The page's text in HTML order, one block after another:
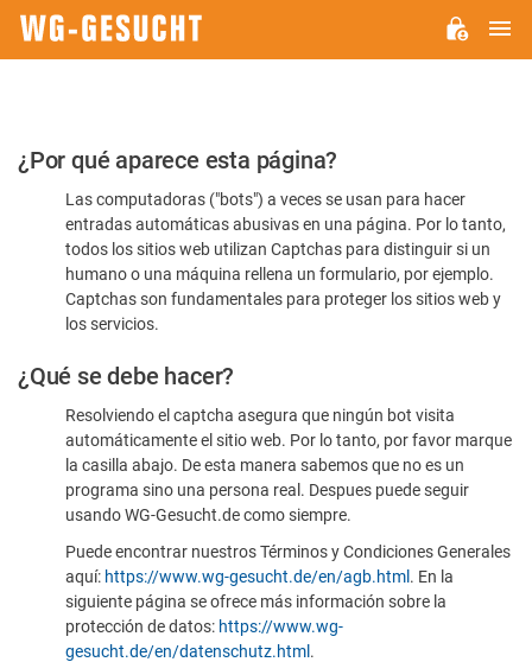
Por
favor,
confirme
humano
¿Por qué aparece esta página?
Las computadoras ("bots") a veces se usan para hacer
entradas automáticas abusivas en una página. Por lo tanto,
todos los sitios web utilizan Captchas para distinguir si un
humano o una máquina rellena un formulario, por ejemplo.
Captchas son fundamentales para proteger los sitios web y
los servicios.
¿Qué se debe hacer?
Resolviendo el captcha asegura que ningún bot visita
automáticamente el sitio web. Por lo tanto, por favor marque
la casilla abajo. De esta manera sabemos que no es un
programa sino una persona real. Despues puede seguir
usando WG-Gesucht.de como siempre.
Puede encontrar nuestros Términos y Condiciones Generales
aquí: https://www.wg-gesucht.de/en/agb.html . En la
siguiente página se ofrece más información sobre la
protección de datos: https://www.wg-
gesucht.de/en/datenschutz.html .